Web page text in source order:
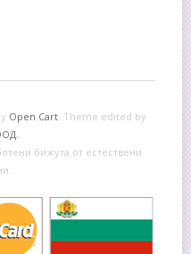
Open Cart. Theme edited by
бижута от естествени